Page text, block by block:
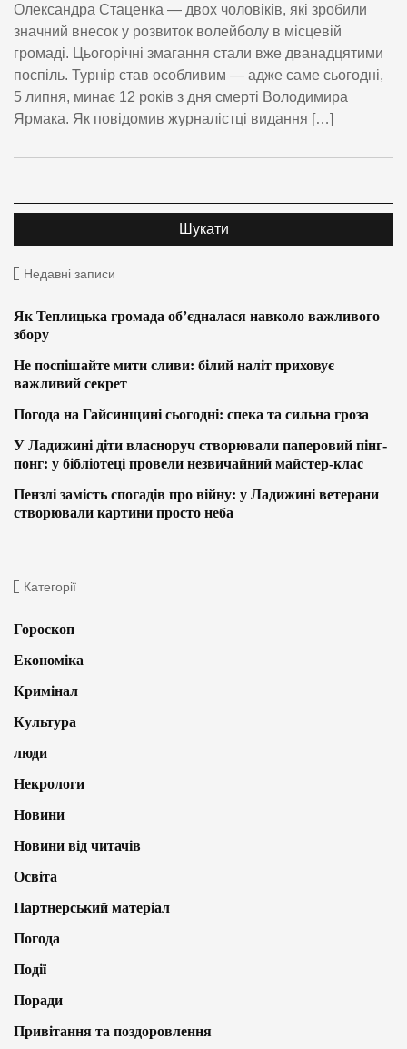
Олександра Стаценка — двох чоловіків, які зробили
значний внесок у розвиток волейболу в місцевій
громаді. Цьогорічні змагання стали вже дванадцятими
поспіль. Турнір став особливим — адже саме сьогодні,
5 липня, минає 12 років з дня смерті Володимира
Ярмака. Як повідомив журналістці видання […]
Недавні записи
Як Теплицька громада об’єдналася навколо важливого
збору
Не поспішайте мити сливи: білий наліт приховує
важливий секрет
Погода на Гайсинщині сьогодні: спека та сильна гроза
У Ладижині діти власноруч створювали паперовий пінг-
понг: у бібліотеці провели незвичайний майстер-клас
Пензлі замість спогадів про війну: у Ладижині ветерани
створювали картини просто неба
Категорії
Гороскоп
Економіка
Кримінал
Культура
люди
Некрологи
Новини
Новини від читачів
Освіта
Партнерський матеріал
Погода
Події
Поради
Привітання та поздоровлення